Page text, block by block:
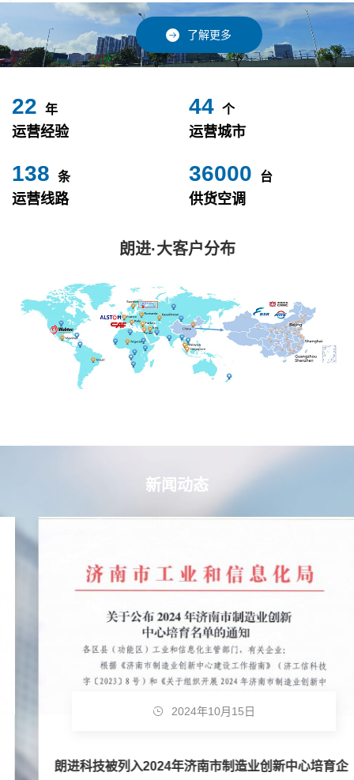
了解更多
24 年
运营经验
49 个
运营城市
153 条
运营线路
40000 台
供货空调
朗进·大客户分布
新闻动态
2024年10月15日
朗进科技被列入2024年济南市制造业创新中心培育企